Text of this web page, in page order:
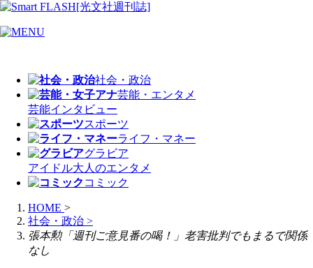
社会・政治
芸能・エンタメ
芸能インタビュー
スポーツ
ライフ・マネー
グラビア
アイドル大人のエンタメ
コミック
HOME >
社会・政治 >
張本勲「週刊ご意見番の喝！」老害批判でもまるで関係
なし